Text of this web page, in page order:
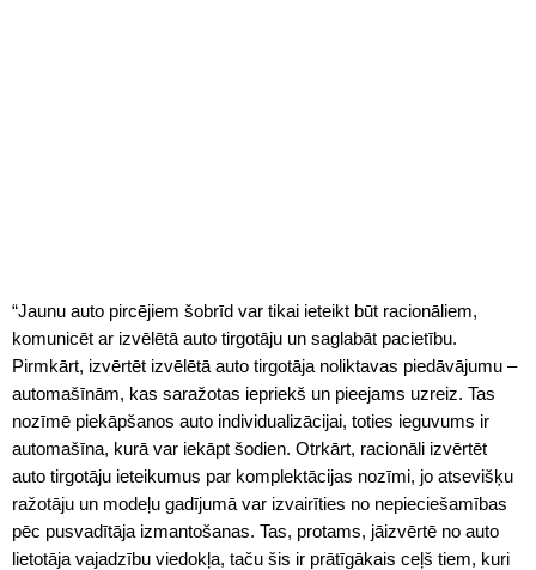
“Jaunu auto pircējiem šobrīd var tikai ieteikt būt racionāliem,
komunicēt ar izvēlētā auto tirgotāju un saglabāt pacietību.
Pirmkārt, izvērtēt izvēlētā auto tirgotāja noliktavas piedāvājumu –
automašīnām, kas saražotas iepriekš un pieejams uzreiz. Tas
nozīmē piekāpšanos auto individualizācijai, toties ieguvums ir
automašīna, kurā var iekāpt šodien. Otrkārt, racionāli izvērtēt
auto tirgotāju ieteikumus par komplektācijas nozīmi, jo atsevišķu
ražotāju un modeļu gadījumā var izvairīties no nepieciešamības
pēc pusvadītāja izmantošanas. Tas, protams, jāizvērtē no auto
lietotāja vajadzību viedokļa, taču šis ir prātīgākais ceļš tiem, kuri